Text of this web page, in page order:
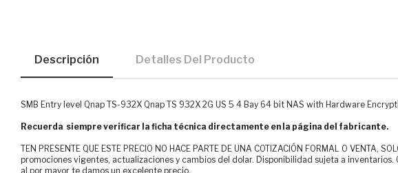
Descripción Detalles Del Producto
SMB Entry level Qnap TS-932X Qnap TS 932X 2G US 5 4 Bay 64 bit NAS with Hardware
Recuerda siempre verificar la ficha técnica directamente en la página del fabricante.
TEN PRESENTE QUE ESTE PRECIO NO HACE PARTE DE UNA COTIZACIÓN FORMAL O
promociones vigentes, actualizaciones y cambios del dolar. Disponibilidad sujeta a
al por mayor te damos un excelente precio.